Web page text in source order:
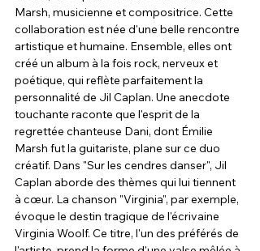
Marsh, musicienne et compositrice. Cette
collaboration est née d'une belle rencontre
artistique et humaine. Ensemble, elles ont
créé un album à la fois rock, nerveux et
poétique, qui reflète parfaitement la
personnalité de Jil Caplan. Une anecdote
touchante raconte que l'esprit de la
regrettée chanteuse Dani, dont Émilie
Marsh fut la guitariste, plane sur ce duo
créatif. Dans "Sur les cendres danser", Jil
Caplan aborde des thèmes qui lui tiennent
à cœur. La chanson "Virginia", par exemple,
évoque le destin tragique de l'écrivaine
Virginia Woolf. Ce titre, l'un des préférés de